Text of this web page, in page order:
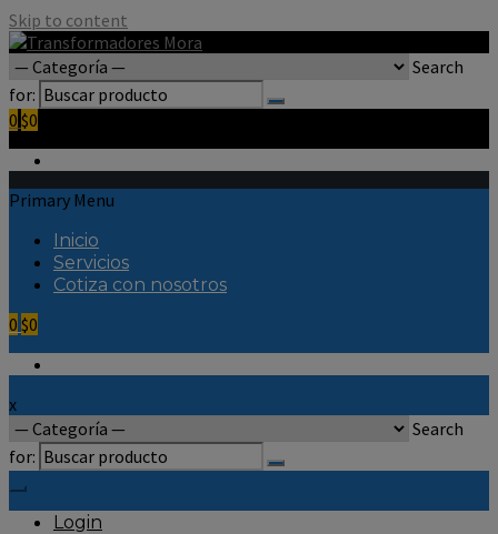
Skip to content
Search
for:
0 $0
Primary Menu
Inicio
Servicios
Cotiza con nosotros
0 $0
x
Search
for:
Login